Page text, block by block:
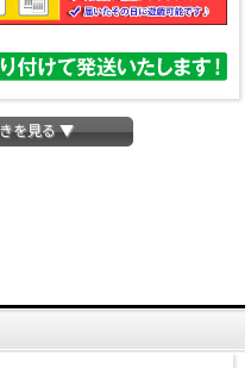
不要機」を無料で取り付けて発送さ
用になられますと、コインが必要な
引きいたします。
すので、電話かメールにてお問い合
を見る ▼